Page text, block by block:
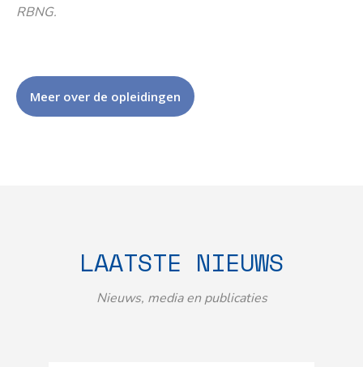
RBNG.
Meer over de opleidingen
LAATSTE NIEUWS
Nieuws, media en publicaties